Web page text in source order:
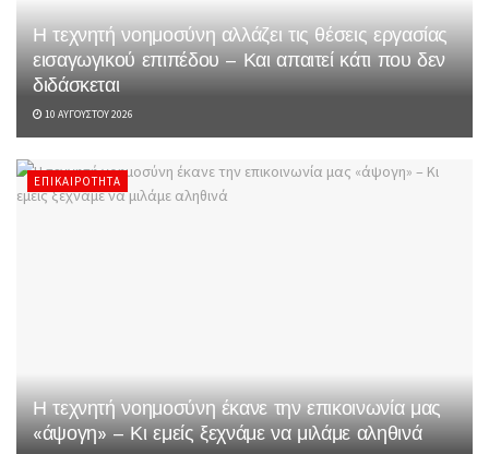
Η τεχνητή νοημοσύνη αλλάζει τις θέσεις εργασίας
εισαγωγικού επιπέδου – Και απαιτεί κάτι που δεν
διδάσκεται
10 ΑΥΓΟΎΣΤΟΥ 2026
ΕΠΙΚΑΙΡΌΤΗΤΑ
Η τεχνητή νοημοσύνη έκανε την επικοινωνία μας
«άψογη» – Κι εμείς ξεχνάμε να μιλάμε αληθινά